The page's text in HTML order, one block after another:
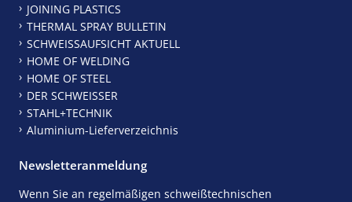
JOINING PLASTICS
THERMAL SPRAY BULLETIN
SCHWEISSAUFSICHT AKTUELL
HOME OF WELDING
HOME OF STEEL
DER SCHWEISSER
STAHL+TECHNIK
Aluminium-Lieferverzeichnis
Newsletteranmeldung
Wenn Sie an regelmäßigen schweißtechnischen